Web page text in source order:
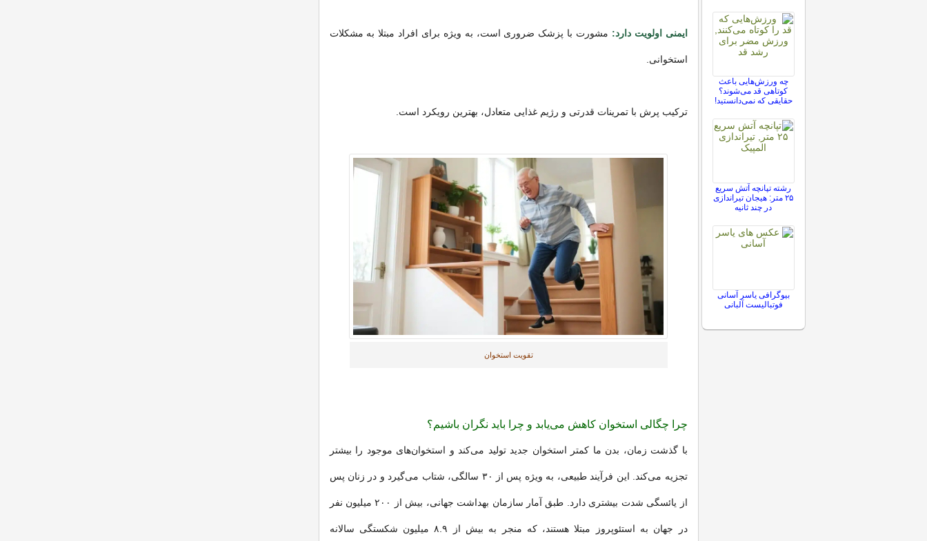
ایمنی اولویت دارد: مشورت با پزشک ضروری است، به ویژه برای افراد مبتلا به مشکلات
استخوانی.
ترکیب پرش با تمرینات قدرتی و رژیم غذایی متعادل، بهترین رویکرد است.
تقویت استخوان
چرا چگالی استخوان کاهش می‌یابد و چرا باید نگران باشیم؟
با گذشت زمان، بدن ما کمتر استخوان جدید تولید می‌کند و استخوان‌های موجود را بیشتر
تجزیه می‌کند. این فرآیند طبیعی، به ویژه پس از ۳۰ سالگی، شتاب می‌گیرد و در زنان پس
از یائسگی شدت بیشتری دارد. طبق آمار سازمان بهداشت جهانی، بیش از ۲۰۰ میلیون نفر
در جهان به استئوپروز مبتلا هستند، که منجر به بیش از ۸.۹ میلیون شکستگی سالانه
چه ورزش‌هایی باعث
کوتاهی قد می‌شوند؟
حقایقی که نمی‌دانستید!
رشته تپانچه آتش سریع
۲۵ متر: هیجان تیراندازی
در چند ثانیه
بیوگرافی یاسر آسانی
فوتبالیست آلبانی